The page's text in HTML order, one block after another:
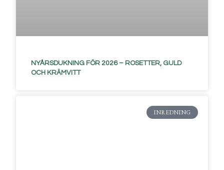
NYÅRSDUKNING FÖR 2026 – ROSETTER, GULD
OCH KRÄMVITT
INREDNING